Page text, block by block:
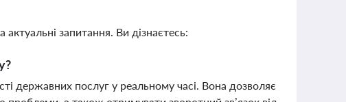
актуальні запитання. Ви дізнаєтесь:
державних послуг у реальному часі. Вона дозволяє